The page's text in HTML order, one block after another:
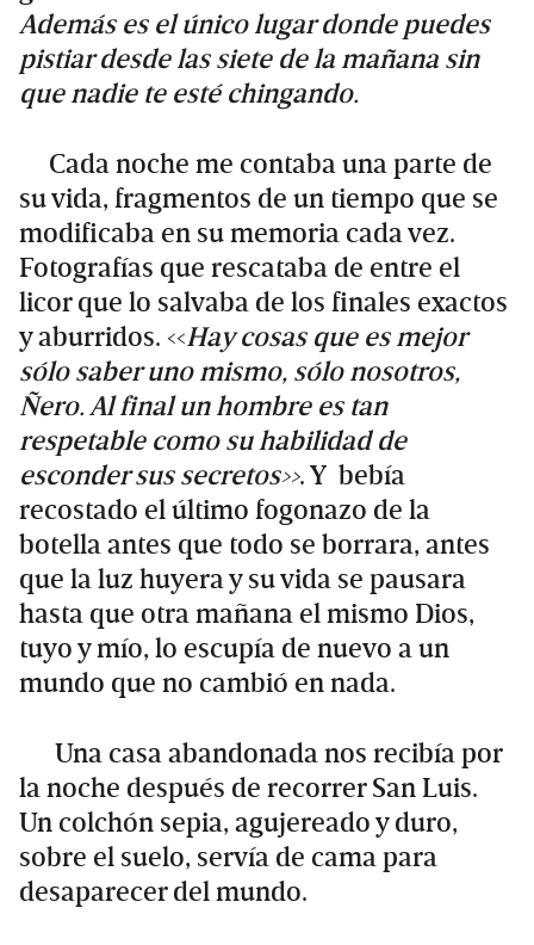
Además es el único lugar donde puedes
pistiar desde las siete de la mañana sin
que nadie te esté chingando.
Cada noche me contaba una parte de
su vida, fragmentos de un tiempo que se
modificaba en su memoria cada vez.
Fotografías que rescataba de entre el
licor que lo salvaba de los finales exactos
y aburridos. <<Hay cosas que es mejor
sólo saber uno mismo, sólo nosotros,
Ñero. Al final un hombre es tan
respetable como su habilidad de
esconder sus secretos>>. Y bebía
recostado el último fogonazo de la
botella antes que todo se borrara, antes
que la luz huyera y su vida se pausara
hasta que otra mañana el mismo Dios,
tuyo y mío, lo escupía de nuevo a un
mundo que no cambió en nada.
Una casa abandonada nos recibía por
la noche después de recorrer San Luis.
Un colchón sepia, agujereado y duro,
sobre el suelo, servía de cama para
desaparecer del mundo.